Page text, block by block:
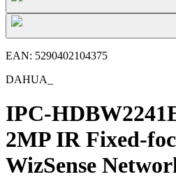
EAN: 5290402104375
DAHUA_
IPC-
2MP IR Fixed-
WizSense